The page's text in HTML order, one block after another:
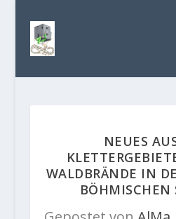
NEUES
WALDBRÄNDE IN
BÖHMISCHEN